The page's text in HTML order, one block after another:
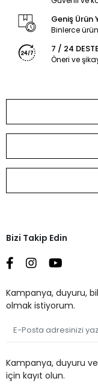
Geniş Ürün
Binlerce
7 / 24
Öneri ve
Bizi Takip Edin
Kampanya, duyuru,
olmak istiyorum.
Kampanya, duyuru
için kayıt olun.